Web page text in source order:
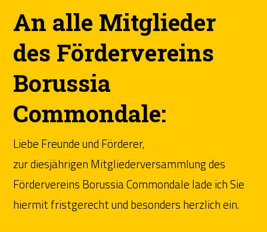
An alle Mitglieder
des Fördervereins
Borussia
Commondale:
Liebe Freunde und Förderer,
zur diesjährigen Mitgliederversammlung des
Fördervereins Borussia Commondale lade ich Sie
hiermit fristgerecht und besonders herzlich ein.